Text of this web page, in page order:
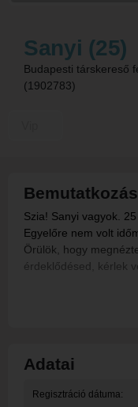
Sanyi (25)
Budapesti társkereső
(1902783)
Bemutatkozás
Szia! Sanyi vagyok.
Egyelőre nem volt
Örülök, hogy
érdeklődésed, kérlek
Ez egy
Adatai
Regisztráció dátuma: